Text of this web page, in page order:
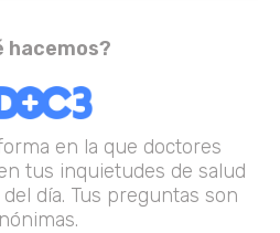
hacemos?
en la que doctores
tus inquietudes de salud
día. Tus preguntas son